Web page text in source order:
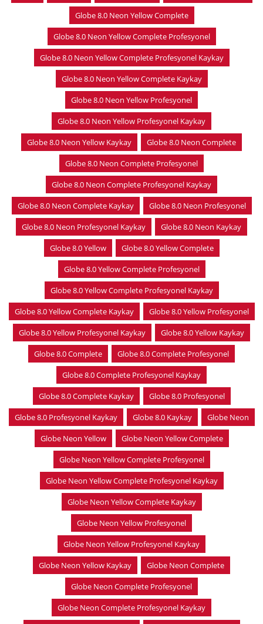
Globe 8.0 Neon Yellow Complete
Globe 8.0 Neon Yellow Complete Profesyonel
Globe 8.0 Neon Yellow Complete Profesyonel Kaykay
Globe 8.0 Neon Yellow Complete Kaykay
Globe 8.0 Neon Yellow Profesyonel
Globe 8.0 Neon Yellow Profesyonel Kaykay
Globe 8.0 Neon Yellow Kaykay
Globe 8.0 Neon Complete
Globe 8.0 Neon Complete Profesyonel
Globe 8.0 Neon Complete Profesyonel Kaykay
Globe 8.0 Neon Complete Kaykay
Globe 8.0 Neon Profesyonel
Globe 8.0 Neon Profesyonel Kaykay
Globe 8.0 Neon Kaykay
Globe 8.0 Yellow
Globe 8.0 Yellow Complete
Globe 8.0 Yellow Complete Profesyonel
Globe 8.0 Yellow Complete Profesyonel Kaykay
Globe 8.0 Yellow Complete Kaykay
Globe 8.0 Yellow Profesyonel
Globe 8.0 Yellow Profesyonel Kaykay
Globe 8.0 Yellow Kaykay
Globe 8.0 Complete
Globe 8.0 Complete Profesyonel
Globe 8.0 Complete Profesyonel Kaykay
Globe 8.0 Complete Kaykay
Globe 8.0 Profesyonel
Globe 8.0 Profesyonel Kaykay
Globe 8.0 Kaykay
Globe Neon
Globe Neon Yellow
Globe Neon Yellow Complete
Globe Neon Yellow Complete Profesyonel
Globe Neon Yellow Complete Profesyonel Kaykay
Globe Neon Yellow Complete Kaykay
Globe Neon Yellow Profesyonel
Globe Neon Yellow Profesyonel Kaykay
Globe Neon Yellow Kaykay
Globe Neon Complete
Globe Neon Complete Profesyonel
Globe Neon Complete Profesyonel Kaykay